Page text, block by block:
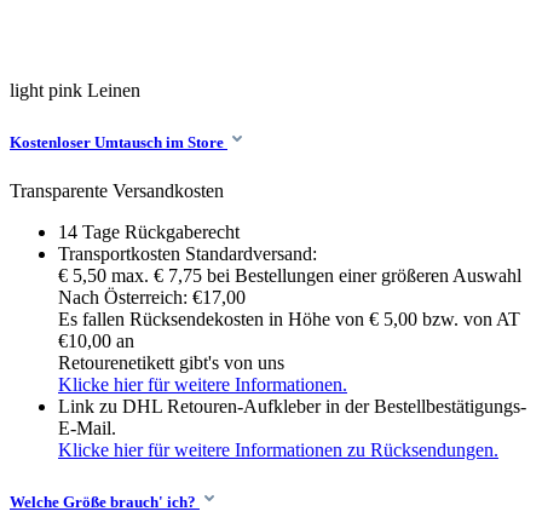
light pink Leinen
Kostenloser Umtausch im Store
Transparente Versandkosten
14 Tage Rückgaberecht
Transportkosten Standardversand:
€ 5,50 max. € 7,75 bei Bestellungen einer größeren Auswahl
Nach Österreich: €17,00
Es fallen Rücksendekosten in Höhe von € 5,00 bzw. von AT
€10,00 an
Retourenetikett gibt's von uns
Klicke hier für weitere Informationen.
Link zu DHL Retouren-Aufkleber in der Bestellbestätigungs-
E-Mail.
Klicke hier für weitere Informationen zu Rücksendungen.
Welche Größe brauch' ich?